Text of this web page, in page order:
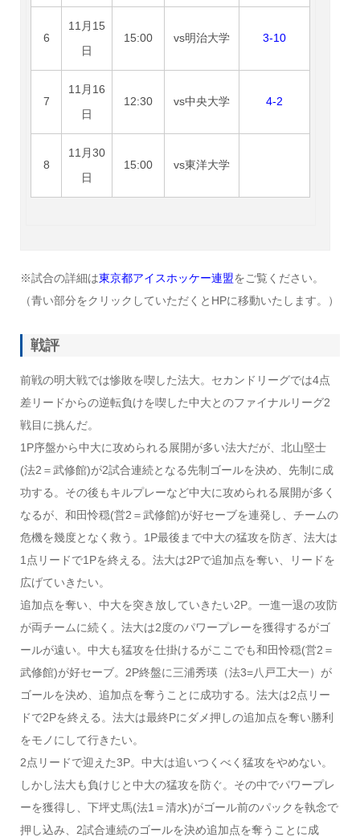
6
11月15
日
15:00 vs明治大学 3-10
7
11月16
日
12:30 vs中央大学 4-2
8
11月30
日
15:00 vs東洋大学
※試合の詳細は東京都アイスホッケー連盟をご覧ください。
（青い部分をクリックしていただくとHPに移動いたします。）
戦評
前戦の明大戦では惨敗を喫した法大。セカンドリーグでは4点
差リードからの逆転負けを喫した中大とのファイナルリーグ2
戦目に挑んだ。
1P序盤から中大に攻められる展開が多い法大だが、北山堅士
(法2＝武修館)が2試合連続となる先制ゴールを決め、先制に成
功する。その後もキルプレーなど中大に攻められる展開が多く
なるが、和田怜穏(営2＝武修館)が好セーブを連発し、チームの
危機を幾度となく救う。1P最後まで中大の猛攻を防ぎ、法大は
1点リードで1Pを終える。法大は2Pで追加点を奪い、リードを
広げていきたい。
追加点を奪い、中大を突き放していきたい2P。一進一退の攻防
が両チームに続く。法大は2度のパワープレーを獲得するがゴ
ールが遠い。中大も猛攻を仕掛けるがここでも和田怜穏(営2＝
武修館)が好セーブ。2P終盤に三浦秀瑛（法3=八戸工大一）が
ゴールを決め、追加点を奪うことに成功する。法大は2点リー
ドで2Pを終える。法大は最終Pにダメ押しの追加点を奪い勝利
をモノにして行きたい。
2点リードで迎えた3P。中大は追いつくべく猛攻をやめない。
しかし法大も負けじと中大の猛攻を防ぐ。その中でパワープレ
ーを獲得し、下坪丈馬(法1＝清水)がゴール前のパックを執念で
押し込み、2試合連続のゴールを決め追加点を奪うことに成